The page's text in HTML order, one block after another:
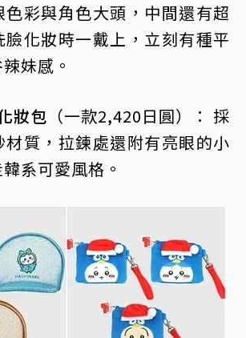
彩與角色大頭，中間還有超
化妝時一戴上，立刻有種平
妹感。
妝包 （一款2,420日圓）： 採
材質，拉鍊處還附有亮眼的小
系可愛風格。